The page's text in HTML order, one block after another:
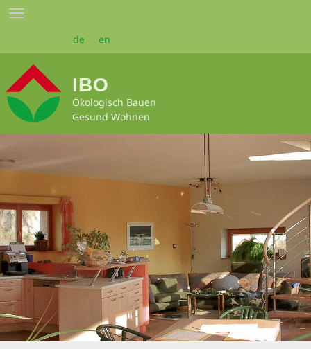
Zum
Seiteninhalt
Toggle
de en
IBO
Ökologisch Bauen
Gesund Wohnen